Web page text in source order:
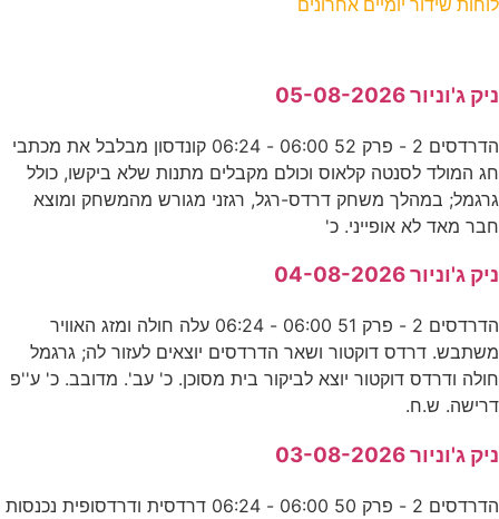
לוחות שידור יומיים אחרונים
ניק ג'וניור 05-08-2026
הדרדסים 2 - פרק 52 06:00 - 06:24 קונדסון מבלבל את מכתבי
חג המולד לסנטה קלאוס וכולם מקבלים מתנות שלא ביקשו, כולל
גרגמל; במהלך משחק דרדס-רגל, רגזני מגורש מהמשחק ומוצא
חבר מאד לא אופייני. כ'
ניק ג'וניור 04-08-2026
הדרדסים 2 - פרק 51 06:00 - 06:24 עלה חולה ומזג האוויר
משתבש. דרדס דוקטור ושאר הדרדסים יוצאים לעזור לה; גרגמל
חולה ודרדס דוקטור יוצא לביקור בית מסוכן. כ' עב'. מדובב. כ' ע''פ
דרישה. ש.ח.
ניק ג'וניור 03-08-2026
הדרדסים 2 - פרק 50 06:00 - 06:24 דרדסית ודרדסופית נכנסות